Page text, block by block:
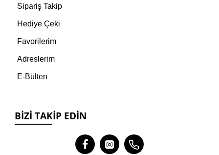
Sipariş Takip
Hediye Çeki
Favorilerim
Adreslerim
E-Bülten
BIZI TAKIP EDIN